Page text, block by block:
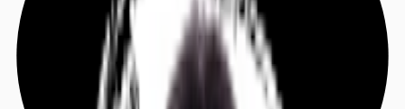
Mehrwert
Coworking
Ihre Ansprechpartner